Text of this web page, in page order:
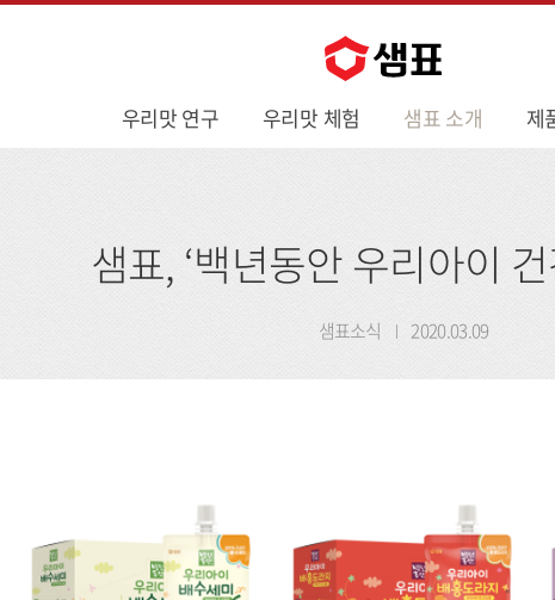
우리맛 연구 우리맛 체험 샘표 소개 제
샘표, ‘백년동안 우리아이
샘표소식 2020.03.09